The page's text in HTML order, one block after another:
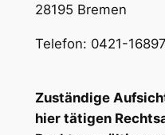
28195 Bremen
Telefon: 0421-
Zuständige
hier tätigen